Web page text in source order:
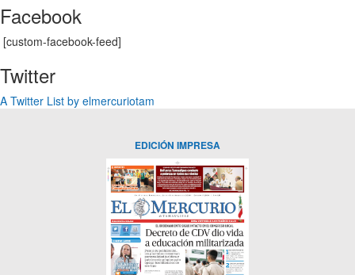
Facebook
[custom-facebook-feed]
Twitter
A Twitter List by elmercuriotam
EDICIÓN IMPRESA